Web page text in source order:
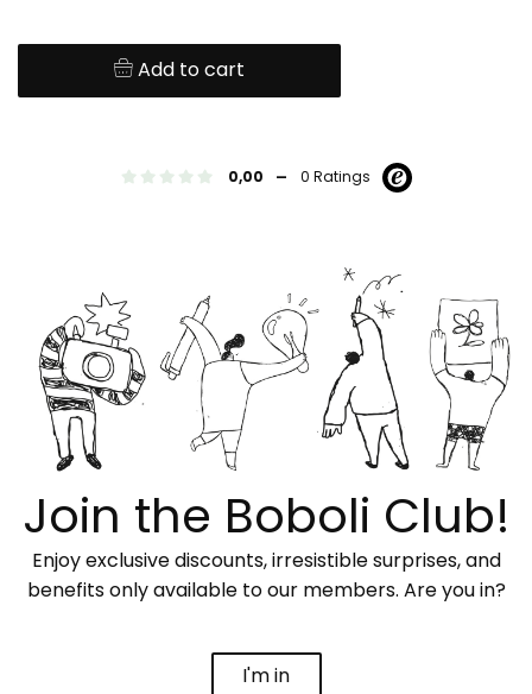
Add to cart
0,00 - 0 Ratings
Join the Boboli Club!
Enjoy exclusive discounts, irresistible surprises, and
benefits only available to our members. Are you in?
I'm in